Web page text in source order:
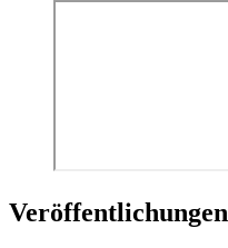
Veröffentlichungen